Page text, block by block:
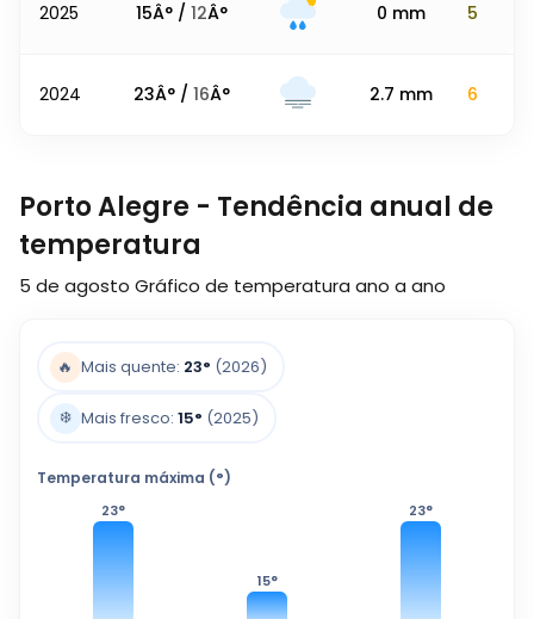
2025 15Â° / 12Â° 0 mm 5
2024 23Â° / 16Â° 2.7 mm 6
Porto Alegre - Tendência anual de
temperatura
5 de agosto Gráfico de temperatura ano a ano
🔥 Mais quente: 23° (2026)
❄️ Mais fresco: 15° (2025)
Temperatura máxima (°)
23°
15°
23°